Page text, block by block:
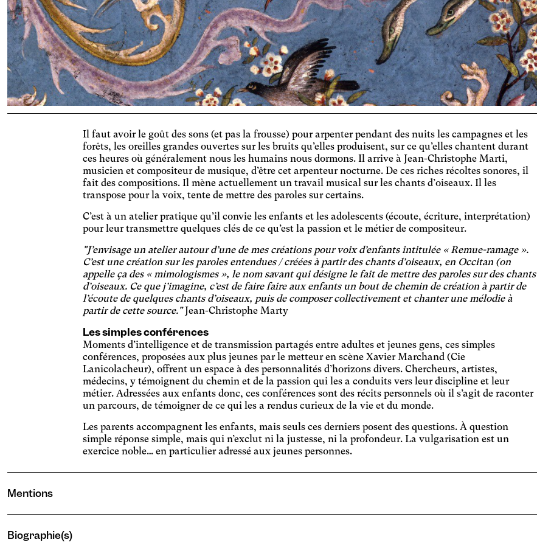
Achromatie
Modifie les couleurs pour assurer un
contraste suffisant.
Arthrose
Agrandit et espace les zones cliquables.
Cataracte
Augmente la taille des textes, assombrit les
couleurs de fonds et éclaircit les textes.
Confort Visuel
Augmente le contraste et la taille des textes,
modifie la police d'écriture.
DMLA
Augmente fortement la taille des textes.
Deutéranopie
Adapte la taille des textes, modifie la police
d'écriture, augmente le contraste et stoppe
les contenus animés.
Dyslexie
Modifie la police d'écriture.
Épilepsie photosensible
Stoppe les contenus animés.
Adapte la taille des textes, modifie la police
d'écriture, augmente le contraste et stoppe
les contenus animés.
Geste imprécis
Agrandit et espace les zones cliquables.
Lumière bleue
lumière bleue émise.
Maladie de Parkinson
Agrandit et espace les zones cliquables.
Maladie de Wilson
Il faut avoir le goût des sons (et pas la frousse) pour arpenter pendant des nuits les campagnes et les
forêts, les oreilles grandes ouvertes sur les bruits qu’elles produisent, sur ce qu’elles chantent durant
ces heures où généralement nous les humains nous dormons. Il arrive à Jean-Christophe Marti,
musicien et compositeur de musique, d’être cet arpenteur nocturne. De ces riches récoltes sonores, il
fait des compositions. Il mène actuellement un travail musical sur les chants d’oiseaux. Il les
transpose pour la voix, tente de mettre des paroles sur certains.
C’est à un atelier pratique qu’il convie les enfants et les adolescents (écoute, écriture, interprétation)
pour leur transmettre quelques clés de ce qu’est la passion et le métier de compositeur.
"J’envisage un atelier autour d’une de mes créations pour voix d’enfants intitulée « Remue-ramage ».
C’est une création sur les paroles entendues / créées à partir des chants d’oiseaux, en Occitan (on
appelle ça des « mimologismes », le nom savant qui désigne le fait de mettre des paroles sur des chants
d’oiseaux. Ce que j’imagine, c’est de faire faire aux enfants un bout de chemin de création à partir de
l’écoute de quelques chants d’oiseaux, puis de composer collectivement et chanter une mélodie à
partir de cette source."Jean-Christophe Marty
Les simples conférences
Moments d’intelligence et de transmission partagés entre adultes et jeunes gens, ces simples
conférences, proposées aux plus jeunes par le metteur en scène Xavier Marchand (Cie
Lanicolacheur), offrent un espace à des personnalités d’horizons divers. Chercheurs, artistes,
médecins, y témoignent du chemin et de la passion qui les a conduits vers leur discipline et leur
métier. Adressées aux enfants donc, ces conférences sont des récits personnels où il s’agit de raconter
un parcours, de témoigner de ce qui les a rendus curieux de la vie et du monde.
Les parents accompagnent les enfants, mais seuls ces derniers posent des questions. À question
simple réponse simple, mais qui n’exclut ni la justesse, ni la profondeur. La vulgarisation est un
exercice noble… en particulier adressé aux jeunes personnes.
Mentions
Biographie(s)